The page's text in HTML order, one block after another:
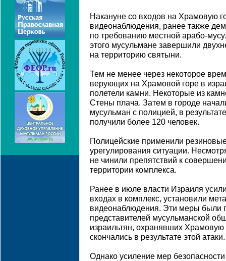
Накануне со входов на Храмовую
видеонаблюдения, ранее также
по требованию местной арабо-
этого мусульмане завершили
на территорию святыни.
Тем не менее через некоторое
верующих на Храмовой горе в
полетели камни. Некоторые из
Стены плача. Затем в городе
мусульман с полицией, в
получили более 120 человек.
Полицейские применили
урегулирования ситуации.
не чинили препятствий к
территории комплекса.
Ранее в июле власти Израиля
входах в комплекс, установили
видеонаблюдения. Эти меры были
представителей мусульманской
израильтян, охранявших Храмовую
скончались в результате этой атаки.
Однако усиление мер